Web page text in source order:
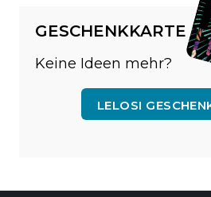
GESCHENKKARTE
Keine Ideen mehr?
LELOSI